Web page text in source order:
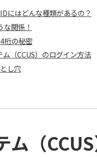
にはどんな種類があるの？
な関係！
桁の秘密
（CCUS）のログイン方法
し穴
（